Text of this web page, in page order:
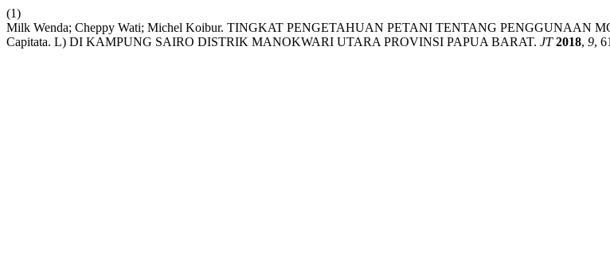
(1)
Milk Wenda; Cheppy Wati; Michel Koibur. TINGKAT PENGETAHUAN PETANI TENTANG PENGGUNAAN
Capitata. L) DI KAMPUNG SAIRO DISTRIK MANOKWARI UTARA PROVINSI PAPUA BARAT. JT 2018, 9,